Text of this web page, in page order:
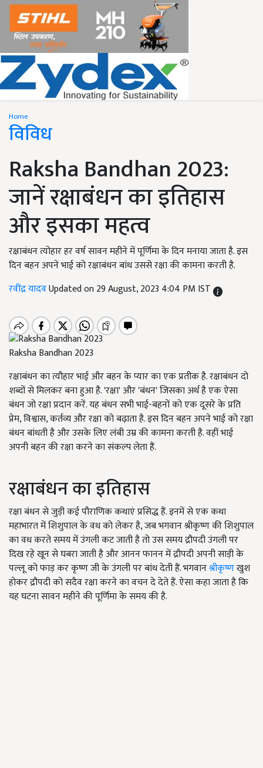
Home
विविध
Raksha Bandhan 2023:
जानें रक्षाबंधन का इतिहास
और इसका महत्व
रक्षाबंधन त्योहार हर वर्ष सावन महीने में पूर्णिमा के दिन मनाया जाता है. इस
दिन बहन अपने भाई को रक्षाबंधन बांध उससे रक्षा की कामना करती है.
रवींद्र यादवUpdated on 29 August, 2023 4:04 PM IST
Raksha Bandhan 2023
रक्षाबंधन का त्यौहार भाई और बहन के प्यार का एक प्रतीक है. रक्षाबंधन दो
शब्दों से मिलकर बना हुआ है.'रक्षा'और'बंधन'जिसका अर्थ है एक ऐसा
बंधन जो रक्षा प्रदान करें. यह बंधन सभी भाई-बहनों को एक दूसरे के प्रति
प्रेम,विश्वास,कर्तव्य और रक्षा को बढ़ाता है. इस दिन बहन अपने भाई को रक्षा
बंधन बांधती है और उसके लिए लंबी उम्र की कामना करती है. वहीं भाई
अपनी बहन की रक्षा करने का संकल्प लेता हैं.
रक्षाबंधन का इतिहास
रक्षा बंधन से जुड़ी कई पौराणिक कथाएं प्रसिद्ध हैं. इनमें से एक कथा
महाभारत में शिशुपाल के वध को लेकर है,जब भगवान श्रीकृष्ण की शिशुपाल
का वध करते समय में उंगली कट जाती है तो उस समय द्रौपदी उंगली पर
दिख रहे खून से घबरा जाती है और आनन फानन में द्रौपदी अपनी साड़ी के
पल्लू को फाड़ कर कृष्ण जी के उंगली पर बांध देती हैं. भगवानश्रीकृष्णखुश
होकर द्रौपदी को सदैव रक्षा करने का वचन दे देते हैं. ऐसा कहा जाता है कि
यह घटना सावन महीने की पूर्णिमा के समय की है.